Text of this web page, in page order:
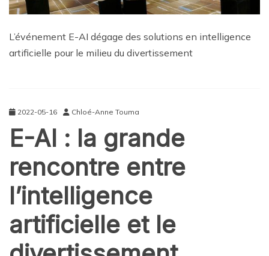
L’événement E-AI dégage des solutions en intelligence
artificielle pour le milieu du divertissement
2022-05-16 Chloé-Anne Touma
E-AI : la grande
rencontre entre
l’intelligence
artificielle et le